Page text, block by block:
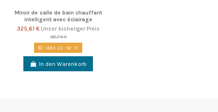
Miroir de salle de bain chauffant
intelligent avec éclairage
325,61 € Unser bisheriger Preis
361,79 €
145d. 22 :52 :17
In den Warenkorb